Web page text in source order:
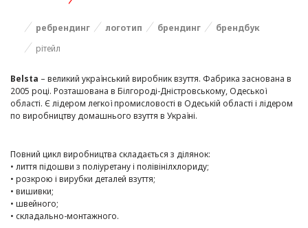
ребрендинг логотип брендинг
брендбук
рітейл
Belsta – великий український виробник взуття. Фабрика заснована в
2005 році. Розташована в Білгороді-Дністровському, Одеської
області. Є лідером легкої промисловості в Одеській області і лідером
по виробництву домашнього взуття в Україні.
Повний цикл виробництва складається з ділянок:
• лиття підошви з поліуретану і полівінілхлориду;
• розкрою і вирубки деталей взуття;
• вишивки;
• швейного;
• складально-монтажного.